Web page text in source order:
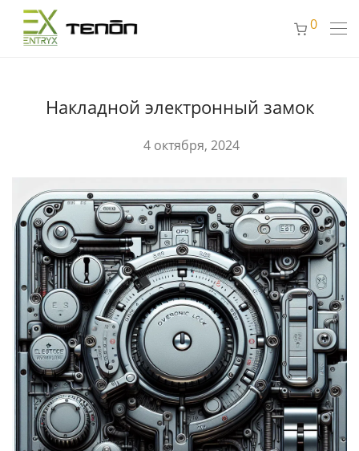
0
Накладной электронный замок
4 октября, 2024